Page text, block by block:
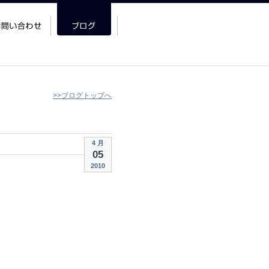
>>ブログトップへ
4 月
05
2010